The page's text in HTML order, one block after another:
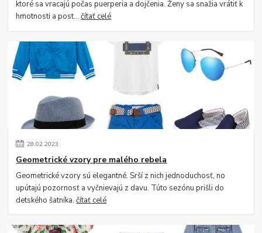
ktoré sa vracajú počas puerperia a dojčenia. Ženy sa snažia vrátiť k
hmotnosti a post...čítať celé
28.02.2023
Geometrické vzory pre malého rebela
Geometrické vzory sú elegantné. Srší z nich jednoduchosť, no
upútajú pozornosť a vyčnievajú z davu. Túto sezónu prišli do
detského šatníka.čítať celé